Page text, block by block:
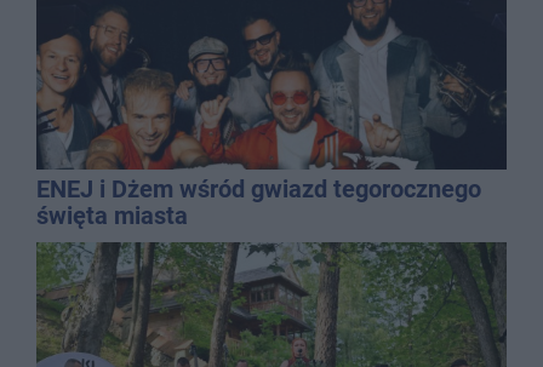
ENEJ i Dżem wśród gwiazd tegorocznego
święta miasta